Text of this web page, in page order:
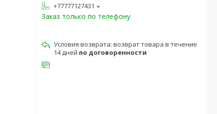
+77777127431
Заказ только по телефону
возврат товара в течение
14 дней по договоренности